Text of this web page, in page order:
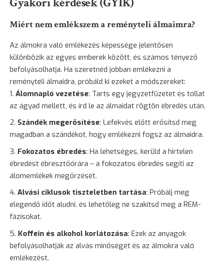
Miért nem emlékszem a reményteli álmaimra?
Az álmokra való emlékezés képessége jelentősen
különbözik az egyes emberek között, és számos tényező
befolyásolhatja. Ha szeretnéd jobban emlékezni a
reményteli álmaidra, próbáld ki ezeket a módszereket:
Álomnapló vezetése: Tarts egy jegyzetfüzetet és tollat
az ágyad mellett, és írd le az álmaidat rögtön ébredés után.
Szándék megerősítése: Lefekvés előtt erősítsd meg
magadban a szándékot, hogy emlékezni fogsz az álmaidra.
Fokozatos ébredés: Ha lehetséges, kerüld a hirtelen
ébredést ébresztőórára – a fokozatos ébredés segíti az
álomemlékek megőrzését.
Alvási ciklusok tiszteletben tartása: Próbálj meg
elegendő időt aludni, és lehetőleg ne szakítsd meg a REM-
fázisokat.
Koffein és alkohol korlátozása: Ezek az anyagok
befolyásolhatják az alvás minőségét és az álmokra való
emlékezést.